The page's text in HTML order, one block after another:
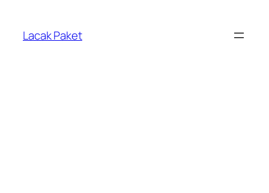
konten
Lacak Paket